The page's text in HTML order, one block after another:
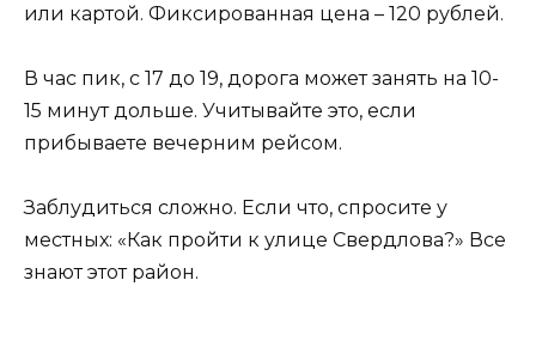
или картой. Фиксированная цена – 120 рублей.
В час пик, с 17 до 19, дорога может занять на 10-
15 минут дольше. Учитывайте это, если
прибываете вечерним рейсом.
Заблудиться сложно. Если что, спросите у
местных: «Как пройти к улице Свердлова?» Все
знают этот район.